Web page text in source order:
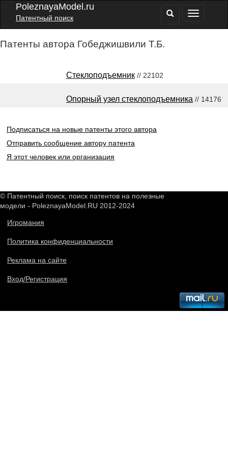
PoleznayaModel.ru
Патентный поиск
Патенты автора Гобеджишвили Т.Б.
Стеклоподъемник // 22102
Опорный узел стеклоподъемника // 14176
Подписаться на новые патенты этого автора
Отправить сообщение автору патента
Я этот человек или организация
© Патентный поиск, поиск патентов на полезные
модели - PoleznayaModel.RU 2012-2024
Игромания
Политика конфиденциальности
Реклама на сайте
Вход/Регистрация